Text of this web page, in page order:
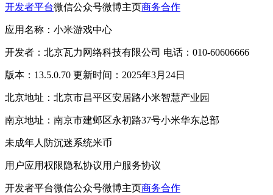
开发者平台微信公众号微博主页商务合作
应用名称：小米游戏中心
开发者：北京瓦力网络科技有限公司 电话：010-60606666
版本：13.5.0.70 更新时间：2025年3月24日
北京地址：北京市昌平区安居路小米智慧产业园
南京地址：南京市建邺区永初路37号小米华东总部
未成年人防沉迷系统米币
用户应用权限隐私协议用户服务协议
开发者平台微信公众号微博主页商务合作